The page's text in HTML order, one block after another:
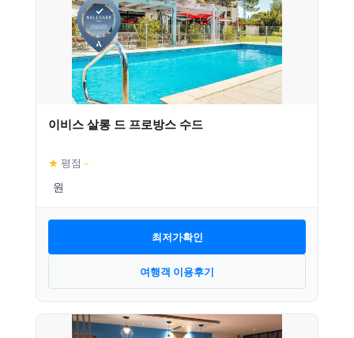
이비스 살롱 드 프로방스 수드
★ 평점 –
최저가확인
여행객 이용후기